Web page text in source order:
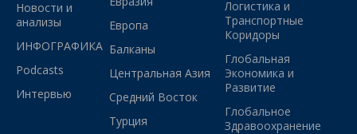
Новости и
анализы
ИНФОГРАФИКА
Podcasts
Интервью
Европа
Балканы
Центральная Азия
Средний Восток
Турция
Логистика и
Транспортные
Коридоры
Глобальная
Экономика и
Развитие
Глобальное
Здравоохранение